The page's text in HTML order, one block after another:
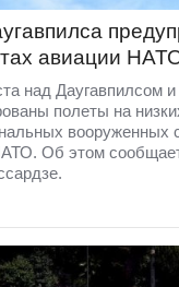
авиации
над Даугавпилсом
полеты на
вооруженных
Об этом